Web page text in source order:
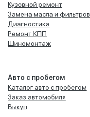
Кузовной ремонт
Замена масла и фильтров
Диагностика
Ремонт КПП
Шиномонтаж
Авто с пробегом
Каталог авто с пробегом
Заказ автомобиля
Выкуп